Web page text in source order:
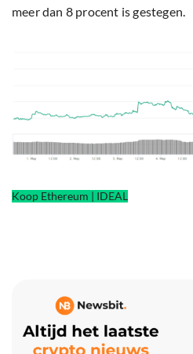
meer dan 8 procent is gestegen.
Koop Ethereum | IDEAL